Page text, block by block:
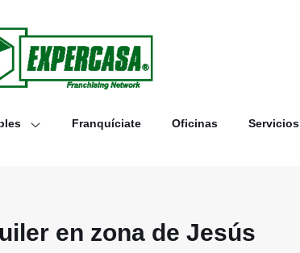
Franquíciate Oficinas Servicios
en zona de Jesús